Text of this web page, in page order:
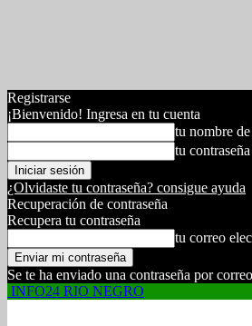
Registrarse
¡Bienvenido! Ingresa en tu cuenta
tu nombre
tu contraseña
¿Olvidaste tu contraseña? consigue ayuda
Recuperación de contraseña
Recupera tu contraseña
tu correo
Se te ha enviado una contraseña por
INFO24 RIO NEGRO